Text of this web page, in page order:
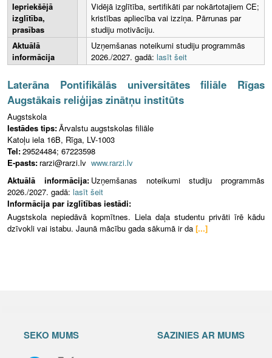
Iepriekšējā
izglītība,
prasības
Vidējā izglītība, sertifikāti par nokārtotajiem CE;
kristības apliecība vai izziņa. Pārrunas par
studiju motivāciju.
Aktuālā
informācija
Uzņemšanas noteikumi studiju programmās
2026./2027. gadā: lasīt šeit
Laterāna Pontifikālās universitātes filiāle Rīgas
Augstākais reliģijas zinātņu institūts
Augstskola
Iestādes tips:Ārvalstu augstskolas filiāle
Katoļu iela 16B, Rīga, LV-1003
Tel:29524484; 67223598
E-pasts: rarzi@rarzi.lv www.rarzi.lv
Aktuālā informācija: Uzņemšanas noteikumi studiju programmās
2026./2027. gadā: lasīt šeit
Informācija par izglītības iestādi:
Augstskola nepiedāvā kopmītnes. Liela daļa studentu privāti īrē kādu
dzīvokli vai istabu. Jaunā mācību gada sākumā ir da [...]
SEKO MUMS SAZINIES AR MUMS